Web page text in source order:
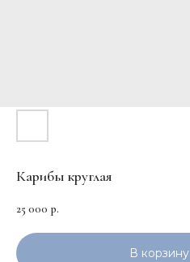
Карибы круглая
25 000 р.
В корзину